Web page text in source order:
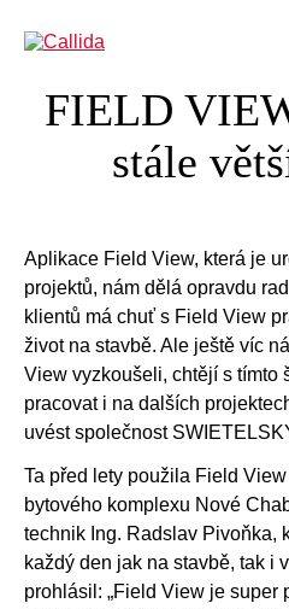
FIELD
stále
Aplikace Field View, která je
projektů, nám dělá opravdu
klientů má chuť s Field View
život na stavbě. Ale ještě víc
View vyzkoušeli, chtějí s tímto
pracovat i na dalších
uvést společnost
Ta před lety použila Field
bytového komplexu Nové
technik Ing. Radslav Pivoňka,
každý den jak na stavbě, tak i
prohlásil: „Field View je super